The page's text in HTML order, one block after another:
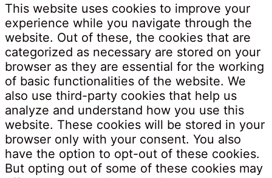
This website uses cookies to improve your
experience while you navigate through the
website. Out of these, the cookies that are
categorized as necessary are stored on your
browser as they are essential for the working
of basic functionalities of the website. We
also use third-party cookies that help us
analyze and understand how you use this
website. These cookies will be stored in your
browser only with your consent. You also
have the option to opt-out of these cookies.
But opting out of some of these cookies may